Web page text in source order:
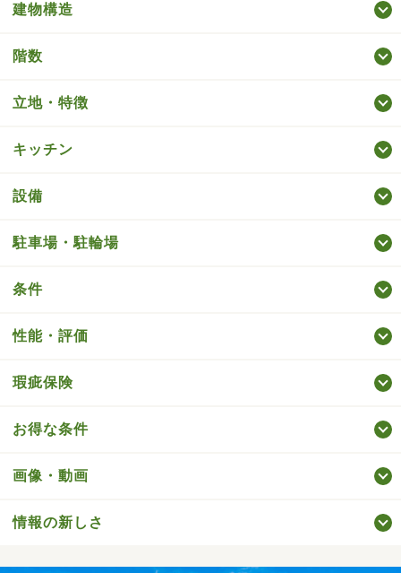
建物構造
階数
立地・特徴
キッチン
設備
駐車場・駐輪場
条件
性能・評価
瑕疵保険
お得な条件
画像・動画
情報の新しさ